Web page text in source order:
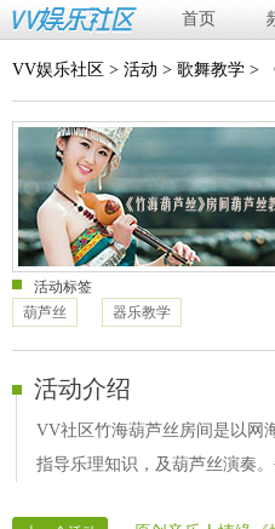
首页
VV娱乐社区 > 活动 > 歌舞教学 >
活动标签
葫芦丝
器乐教学
活动介绍
VV社区竹海葫芦丝房间是以网
指导乐理知识，及葫芦丝演奏